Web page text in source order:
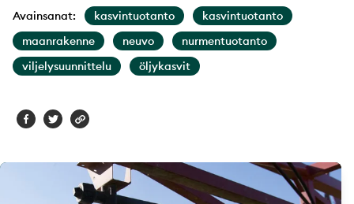
Avainsanat: kasvintuotanto
kasvintuotanto
maanrakenne
neuvo
nurmentuotanto
viljelysuunnittelu
öljykasvit